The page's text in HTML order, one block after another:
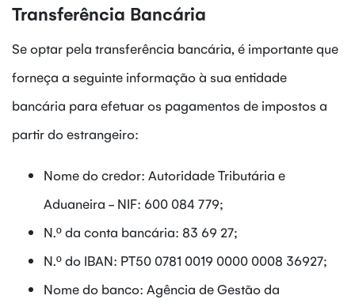
Transferência Bancária
Se optar pela transferência bancária, é importante que
forneça a seguinte informação à sua entidade
bancária para efetuar os pagamentos de impostos a
partir do estrangeiro:
Nome do credor: Autoridade Tributária e
Aduaneira - NIF: 600 084 779;
N.º da conta bancária: 83 69 27;
N.º do IBAN: PT50 0781 0019 0000 0008 36927;
Nome do banco: Agência de Gestão da